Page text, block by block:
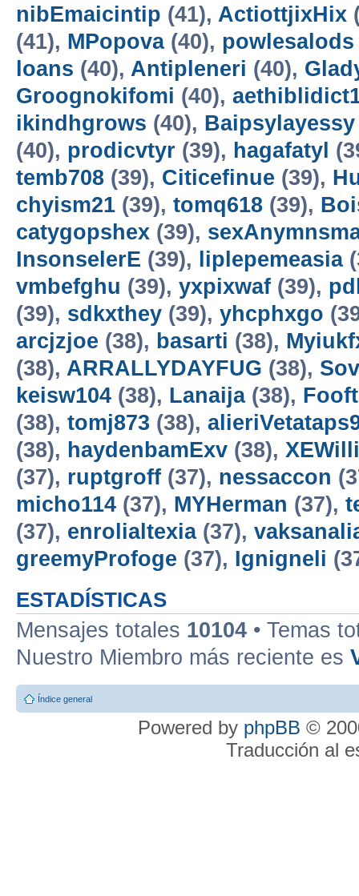
nibEmaicintip (41), ActiottjixHix
(41), MPopova(40), powlesalods
loans (40), Antipleneri (40),
Groognokifomi (40),
ikindhgrows (40), Baipsylayessy
(40), prodicvtyr (39), hagafatyl
temb708 (39), Citicefinue (39),
chyism21 (39), tomq618 (39),
catygopshex (39),
InsonselerE (39), liplepemeasia
vmbefghu (39), yxpixwaf (39),
(39), sdkxthey (39), yhcphxgo
arcjzjoe (38), basarti (38),
(38), ARRALLYDAYFUG (38),
keisw104 (38), Lanaija(38),
(38), tomj873 (38),
(38), haydenbamExv (38),
(37), ruptgroff (37), nessaccon
micho114 (37), MYHerman (37),
(37), enrolialtexia(37),
greemyProfoge (37), Ignigneli
ESTADÍSTICAS
Mensajes totales 10104 • Temas
Nuestro Miembro más reciente es
Índice general
Powered by phpBB ©
Traducción al